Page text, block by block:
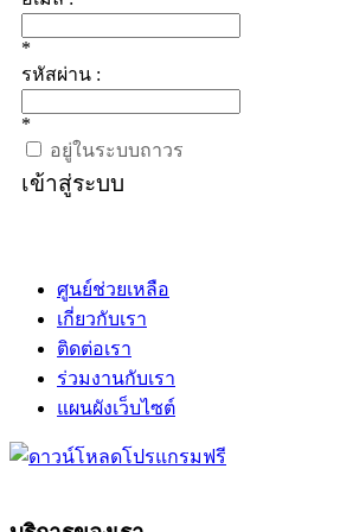
*
รหัสผ่าน :
*
อยู่ในระบบถาวร
เข้าสู่ระบบ
ศูนย์ช่วยเหลือ
เกี่ยวกับเรา
ติดต่อเรา
ร่วมงานกับเรา
แผนผังเว็บไซต์